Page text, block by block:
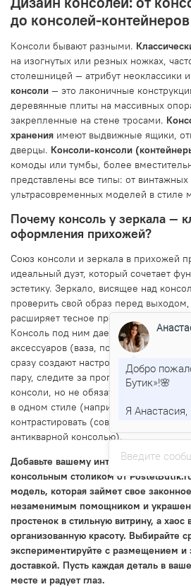
до консолей-контейнеров
Консоли бывают разными.
на изогнутых или резных ножках,
столешницей — атрибут неоклассики
консоли — это лаконичные
деревянные плиты на массивных
закрепленные на стене тросами.
хранения имеют выдвижные ящики,
дверцы. Консоли-консоли
комоды или тумбы, более
представлены все типы: от
ультрасовременных моделей в стиле
Почему консоль у зеркала —
оформления прихожей?
Союз консоли и зеркала в прихожей
идеальный дуэт, который сочетает
эстетику. Зеркало, висящее над
проверить свой образ перед
расширяет тесное пространство
Консоль под ним дает поверхность для
аксессуаров (ваза, поднос для
сразу создают настроение и говорят о
пару, следите за пропорциями:
консоли, но не обязательно выше.
в одном стиле (например, оба с
контрастировать (современное
антикварной консолью).
Добавьте вашему интерьеру
консольным столиком от
модель, которая займет свое
незаменимым помощником и
простенок в стильную витрину, а
организованную красоту. Выбирайте
экспериментируйте с размещением и
доставкой. Пусть каждая деталь в
месте и радует глаз.
Введите
Добро
Бутик»!🌸
Я